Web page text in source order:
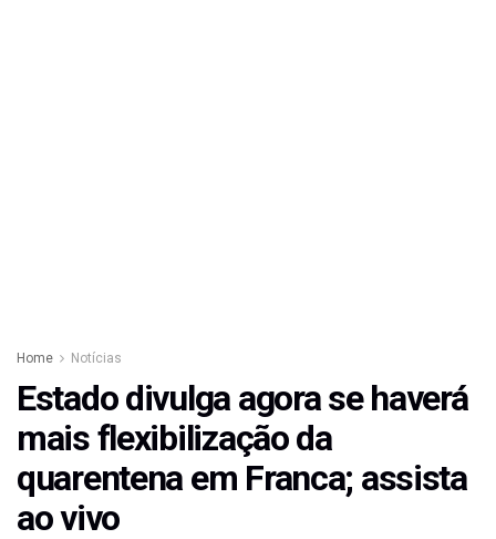
Home Notícias
Estado divulga agora se haverá
mais flexibilização da
quarentena em Franca; assista
ao vivo